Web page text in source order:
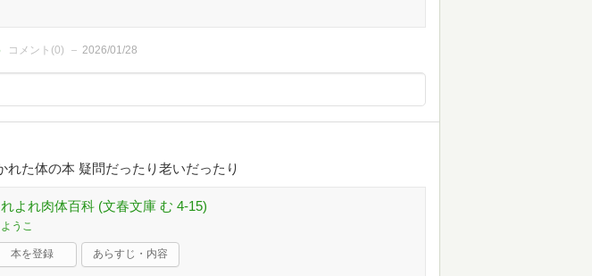
コメント(0) 2026/01/28
れた体の本 疑問だったり老いだったり
よれ肉体百科 (文春文庫 む 4-15)
うこ
本を登録 あらすじ・内容